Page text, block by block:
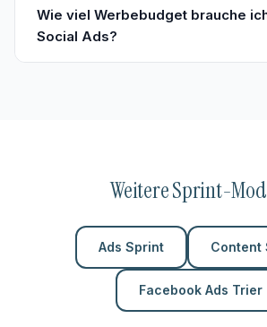
Monate, Grafik-Templates und eine
können Sie eigenständig
Wie viel Werbebudget brauche
Social Ads?
Weitere Sprint-
Ads Sprint Content
Facebook Ads Trier